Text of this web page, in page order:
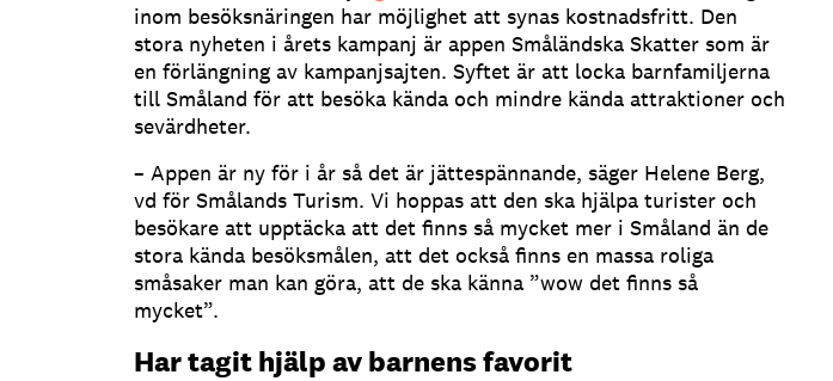
inom besöksnäringen har möjlighet att synas kostnadsfritt. Den
stora nyheten i årets kampanj är appen Småländska Skatter som är
en förlängning av kampanjsajten. Syftet är att locka barnfamiljerna
till Småland för att besöka kända och mindre kända attraktioner och
sevärdheter.
– Appen är ny för i år så det är jättespännande, säger Helene Berg,
vd för Smålands Turism. Vi hoppas att den ska hjälpa turister och
besökare att upptäcka att det finns så mycket mer i Småland än de
stora kända besöksmålen, att det också finns en massa roliga
småsaker man kan göra, att de ska känna ”wow det finns så
mycket”.
Har tagit hjälp av barnens favorit